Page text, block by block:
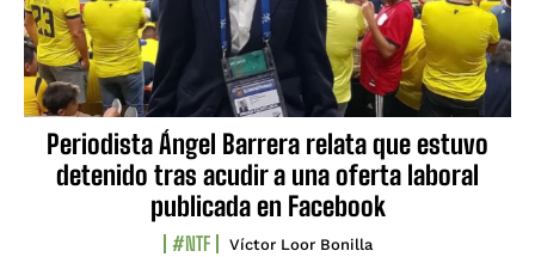
Periodista Ángel Barrera relata que estuvo
detenido tras acudir a una oferta laboral
publicada en Facebook
#NTF Víctor Loor Bonilla